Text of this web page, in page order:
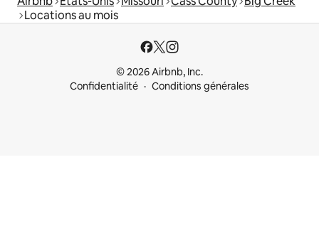
Locations au mois
© 2026 Airbnb, Inc.
Confidentialité
Conditions générales